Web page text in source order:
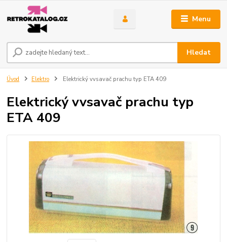
Menu
Hledat
Úvod Elektro Elektrický vvsavač prachu typ ETA 409
Elektrický vvsavač prachu typ
ETA 409